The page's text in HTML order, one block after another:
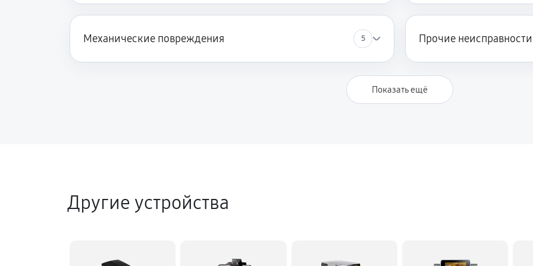
Механические повреждения 5 Прочие неисправности
Показать ещё
Другие устройства